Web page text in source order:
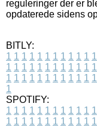
reguleringer der er
opdaterede sidens
BITLY:
1 1 1 1 1 1 1 1 1 1 1 1
1 1 1 1 1 1 1 1 1 1 1 1
1 1 1 1 1 1 1 1 1 1 1 1
1
SPOTIFY:
1 1 1 1 1 1 1 1 1 1 1 1
1 1 1 1 1 1 1 1 1 1 1 1